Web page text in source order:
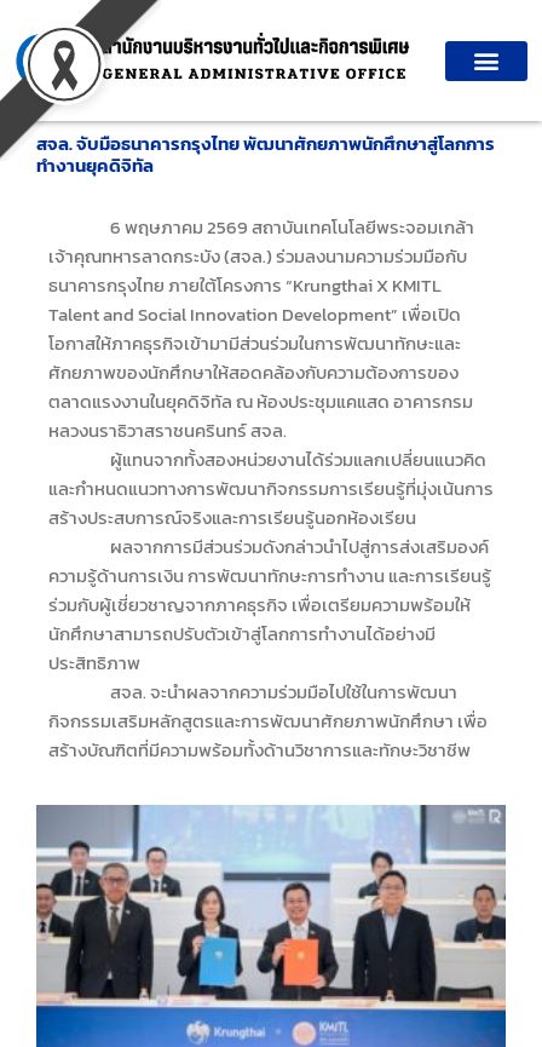
content
สจล. จับมือธนาคารกรุงไทย พัฒนาศักยภาพนักศึกษาสู่โลกการ
ทำงานยุคดิจิทัล
6 พฤษภาคม 2569 สถาบันเทคโนโลยีพระจอมเกล้า
เจ้าคุณทหารลาดกระบัง (สจล.) ร่วมลงนามความร่วมมือกับ
ธนาคารกรุงไทย ภายใต้โครงการ “Krungthai X KMITL
Talent and Social Innovation Development” เพื่อเปิด
โอกาสให้ภาคธุรกิจเข้ามามีส่วนร่วมในการพัฒนาทักษะและ
ศักยภาพของนักศึกษาให้สอดคล้องกับความต้องการของ
ตลาดแรงงานในยุคดิจิทัล ณ ห้องประชุมแคแสด อาคารกรม
หลวงนราธิวาสราชนครินทร์ สจล.
ผู้แทนจากทั้งสองหน่วยงานได้ร่วมแลกเปลี่ยนแนวคิด
และกำหนดแนวทางการพัฒนากิจกรรมการเรียนรู้ที่มุ่งเน้นการ
สร้างประสบการณ์จริงและการเรียนรู้นอกห้องเรียน
ผลจากการมีส่วนร่วมดังกล่าวนำไปสู่การส่งเสริมองค์
ความรู้ด้านการเงิน การพัฒนาทักษะการทำงาน และการเรียนรู้
ร่วมกับผู้เชี่ยวชาญจากภาคธุรกิจ เพื่อเตรียมความพร้อมให้
นักศึกษาสามารถปรับตัวเข้าสู่โลกการทำงานได้อย่างมี
ประสิทธิภาพ
สจล. จะนำผลจากความร่วมมือไปใช้ในการพัฒนา
กิจกรรมเสริมหลักสูตรและการพัฒนาศักยภาพนักศึกษา เพื่อ
สร้างบัณฑิตที่มีความพร้อมทั้งด้านวิชาการและทักษะวิชาชีพ